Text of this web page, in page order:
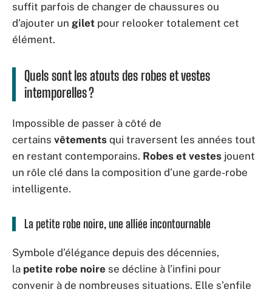
suffit parfois de changer de chaussures ou
d’ajouter un gilet pour relooker totalement cet
élément.
Quels sont les atouts des robes et vestes
intemporelles ?
Impossible de passer à côté de
certains vêtements qui traversent les années tout
en restant contemporains. Robes et vestes jouent
un rôle clé dans la composition d’une garde-robe
intelligente.
La petite robe noire, une alliée incontournable
Symbole d’élégance depuis des décennies,
la petite robe noire se décline à l’infini pour
convenir à de nombreuses situations. Elle s’enfile